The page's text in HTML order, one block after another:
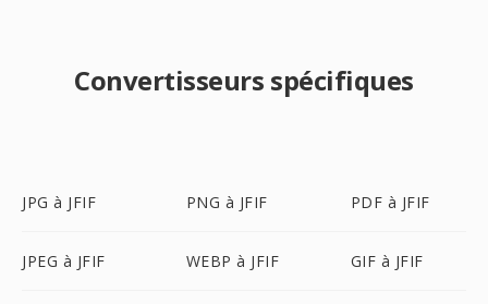
Convertisseurs spécifiques
JPG à JFIF PNG à JFIF PDF à JFIF
JPEG à JFIF WEBP à JFIF GIF à JFIF